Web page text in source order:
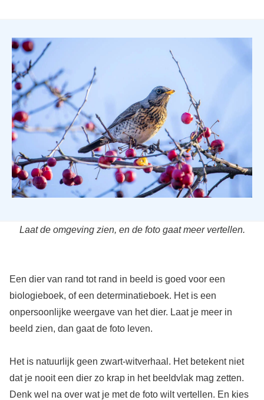
Laat de omgeving zien, en de foto gaat meer vertellen.
Een dier van rand tot rand in beeld is goed voor een
biologieboek, of een determinatieboek. Het is een
onpersoonlijke weergave van het dier. Laat je meer in
beeld zien, dan gaat de foto leven.
Het is natuurlijk geen zwart-witverhaal. Het betekent niet
dat je nooit een dier zo krap in het beeldvlak mag zetten.
Denk wel na over wat je met de foto wilt vertellen. En kies